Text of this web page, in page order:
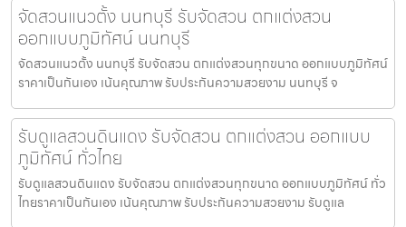
จัดสวนแนวตั้ง นนทบุรี รับจัดสวน ตกแต่งสวน
ออกแบบภูมิทัศน์ นนทบุรี
จัดสวนแนวตั้ง นนทบุรี รับจัดสวน ตกแต่งสวนทุกขนาด ออกแบบภูมิทัศน์
ราคาเป็นกันเอง เน้นคุณภาพ รับประกันความสวยงาม นนทบุรี จ
รับดูแลสวนดินแดง รับจัดสวน ตกแต่งสวน ออกแบบ
ภูมิทัศน์ ทั่วไทย
รับดูแลสวนดินแดง รับจัดสวน ตกแต่งสวนทุกขนาด ออกแบบภูมิทัศน์ ทั่ว
ไทยราคาเป็นกันเอง เน้นคุณภาพ รับประกันความสวยงาม รับดูแล